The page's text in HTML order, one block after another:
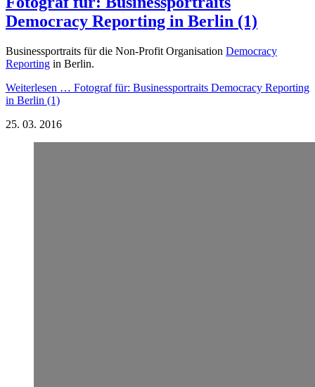
Democracy Reporting in Berlin (1)
Businessportraits für die Non-Profit Organisation Democracy
Reporting in Berlin.
Weiterlesen … Fotograf für: Businessportraits Democracy Reporting
in Berlin (1)
25. 03. 2016